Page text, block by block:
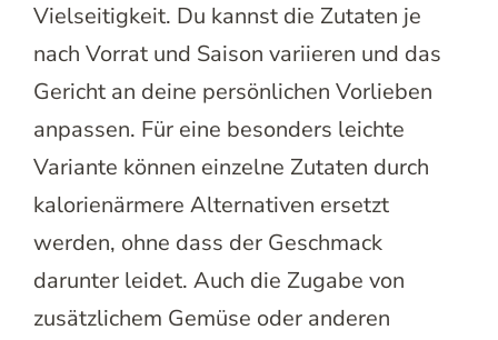
Vielseitigkeit. Du kannst die Zutaten je
nach Vorrat und Saison variieren und das
Gericht an deine persönlichen Vorlieben
anpassen. Für eine besonders leichte
Variante können einzelne Zutaten durch
kalorienärmere Alternativen ersetzt
werden, ohne dass der Geschmack
darunter leidet. Auch die Zugabe von
zusätzlichem Gemüse oder anderen